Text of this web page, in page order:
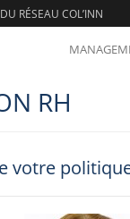
RÉSEAU COL’INN
RH
votre